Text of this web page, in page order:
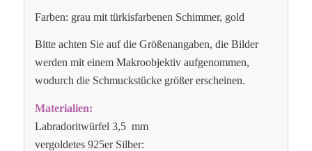
Farben: grau mit türkisfarbenen Schimmer, gold
Bitte achten Sie auf die Größenangaben, die Bilder
werden mit einem Makroobjektiv aufgenommen,
wodurch die Schmuckstücke größer erscheinen.
Materialien:
Labradoritwürfel 3,5 mm
vergoldetes 925er Silber: